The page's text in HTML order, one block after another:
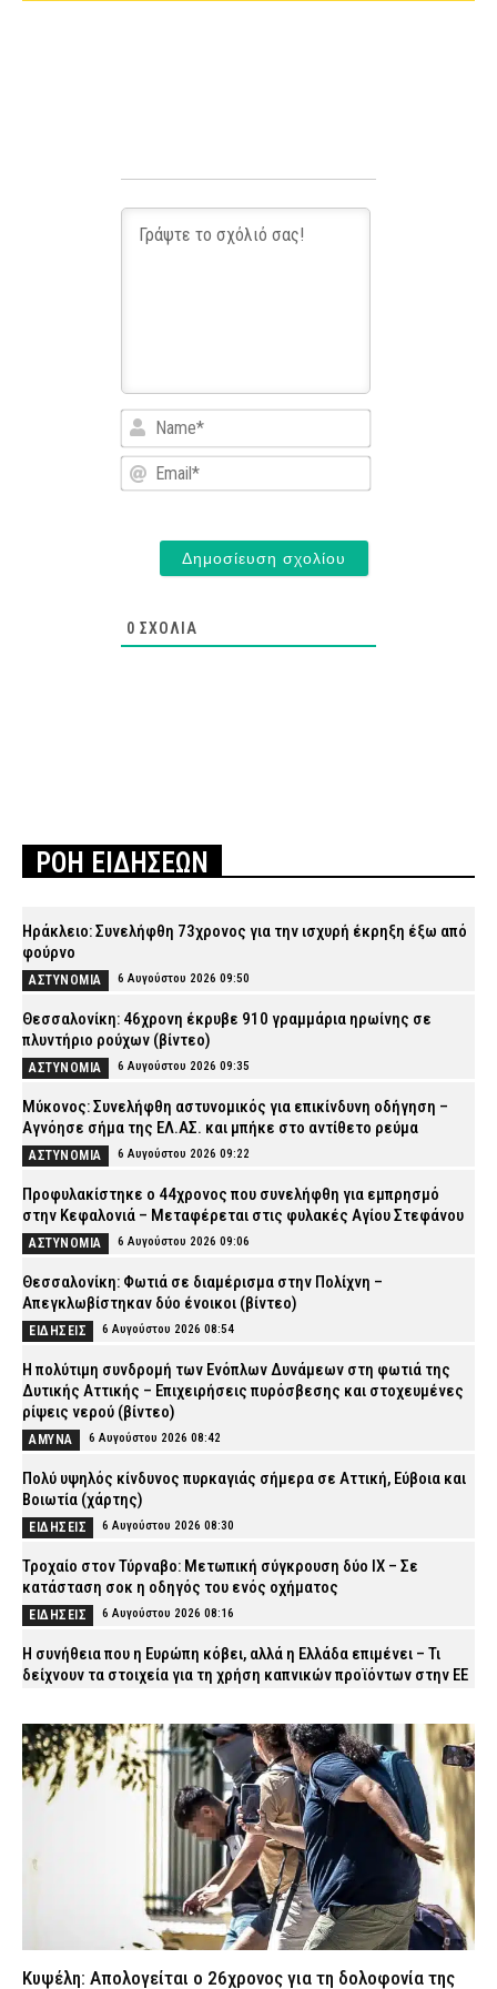
Name*
Email*
0 ΣΧΌΛΙΑ
ΡΟΗ ΕΙΔΗΣΕΩΝ
Ηράκλειο: Συνελήφθη 73χρονος για την ισχυρή έκρηξη έξω από
φούρνο
ΑΣΤΥΝΟΜΙΑ 6 Αυγούστου 2026 09:50
Θεσσαλονίκη: 46χρονη έκρυβε 910 γραμμάρια ηρωίνης σε
πλυντήριο ρούχων (βίντεο)
ΑΣΤΥΝΟΜΙΑ 6 Αυγούστου 2026 09:35
Μύκονος: Συνελήφθη αστυνομικός για επικίνδυνη οδήγηση –
Αγνόησε σήμα της ΕΛ.ΑΣ. και μπήκε στο αντίθετο ρεύμα
ΑΣΤΥΝΟΜΙΑ 6 Αυγούστου 2026 09:22
Προφυλακίστηκε ο 44χρονος που συνελήφθη για εμπρησμό
στην Κεφαλονιά – Μεταφέρεται στις φυλακές Αγίου Στεφάνου
ΑΣΤΥΝΟΜΙΑ 6 Αυγούστου 2026 09:06
Θεσσαλονίκη: Φωτιά σε διαμέρισμα στην Πολίχνη –
Απεγκλωβίστηκαν δύο ένοικοι (βίντεο)
ΕΙΔΗΣΕΙΣ 6 Αυγούστου 2026 08:54
H πολύτιμη συνδρομή των Ενόπλων Δυνάμεων στη φωτιά της
Δυτικής Αττικής – Επιχειρήσεις πυρόσβεσης και στοχευμένες
ρίψεις νερού (βίντεο)
ΑΜΥΝΑ 6 Αυγούστου 2026 08:42
Πολύ υψηλός κίνδυνος πυρκαγιάς σήμερα σε Αττική, Εύβοια και
Βοιωτία (χάρτης)
ΕΙΔΗΣΕΙΣ 6 Αυγούστου 2026 08:30
Τροχαίο στον Τύρναβο: Μετωπική σύγκρουση δύο ΙΧ – Σε
κατάσταση σοκ η οδηγός του ενός οχήματος
ΕΙΔΗΣΕΙΣ 6 Αυγούστου 2026 08:16
Η συνήθεια που η Ευρώπη κόβει, αλλά η Ελλάδα επιμένει – Τι
δείχνουν τα στοιχεία για τη χρήση καπνικών προϊόντων στην ΕΕ
ΔΥΠΑ: Άνοιξαν οι αιτήσεις για 8.000 νέες επιδοτούμενες θέσεις
εργασίας για ανέργους άνω των 55 ετών
CAPITAL 6 Αυγούστου 2026 07:50
Κυψέλη: Απολογείται ο 26χρονος για τη δολοφονία της
38χρονης Βρετανίδας – Επιμένει ότι είναι αθώος
6 Αυγούστου 2026 07:40
Εορτολόγιο: Ποιος γιορτάζει σήμερα Πέμπτη 6 Αυγούστου
6 Αυγούστου 2026 07:27
Ο «Μαύρος Χειμώνας» του Μαξίμου: Τα δικαστικά «αγκάθια» που
Κυψέλη: Απολογείται ο 26χρονος για τη δολοφονία της